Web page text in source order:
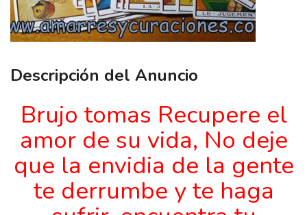
Descripción del Anuncio
Brujo tomas Recupere el
amor de su vida, No deje
que la envidia de la gente
te derrumbe y te haga